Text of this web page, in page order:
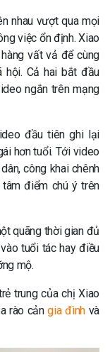
nhau vượt qua mọi
việc ổn định. Xiao
vất vả để cùng
hội. Cả hai bắt đầu
ngắn trên mạng
đầu tiên ghi lại
hơn tuổi. Tới video
công khai chênh
điểm chú ý trên
quãng thời gian đủ
tuổi tác hay điều
mộ.
trung của chị Xiao
rào cảngia đìnhvà